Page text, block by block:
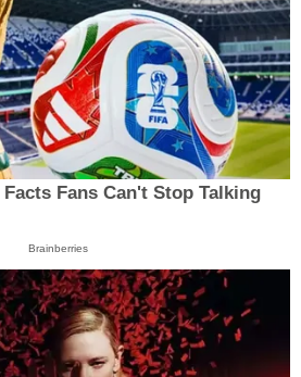
Fans Can't Stop Talking
Brainberries